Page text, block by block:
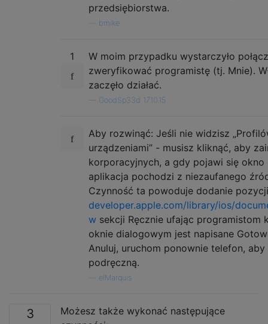
przedsiębiorstwa.
bmike
1
W moim przypadku wystarczyło
zweryfikować programistę (tj. Mnie).
zaczęło działać.
GoodSp33d 17.10.15
Aby rozwinąć: Jeśli nie widzisz
urządzeniami” - musisz kliknąć, aby
korporacyjnych, a gdy pojawi się
aplikacja pochodzi z niezaufanego
Czynność ta powoduje dodanie
developer.apple.com/library/ios/
w sekcji Ręcznie ufając programistom
oknie dialogowym jest napisane
Anuluj, uruchom ponownie telefon,
podręczną.
elMarquis
3
Możesz także wykonać następujące